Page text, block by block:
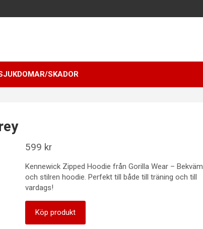
SKADOR
599 kr
Kennewick Zipped Hoodie från Gorilla Wear – Bekväm
och stilren hoodie. Perfekt till både till träning och till
vardags!
Köp produkt